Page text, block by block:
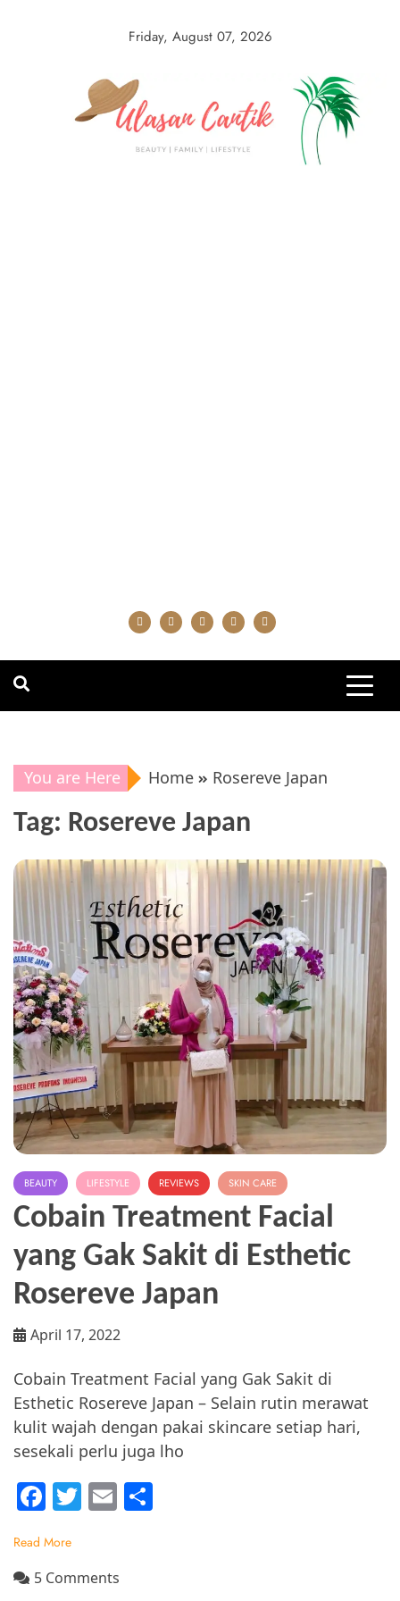
Friday, August 07, 2026
You are Here Home Rosereve Japan
Tag: Rosereve Japan
BEAUTY LIFESTYLE REVIEWS SKIN CARE
Cobain Treatment Facial
yang Gak Sakit di Esthetic
Rosereve Japan
April 17, 2022
Cobain Treatment Facial yang Gak Sakit di
Esthetic Rosereve Japan – Selain rutin merawat
kulit wajah dengan pakai skincare setiap hari,
sesekali perlu juga lho
F
c
e
T
er
E
l
Read More
5 Comments